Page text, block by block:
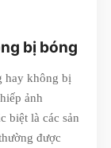
bị bóng
hay không bị
ảnh
biệt là các sản
được